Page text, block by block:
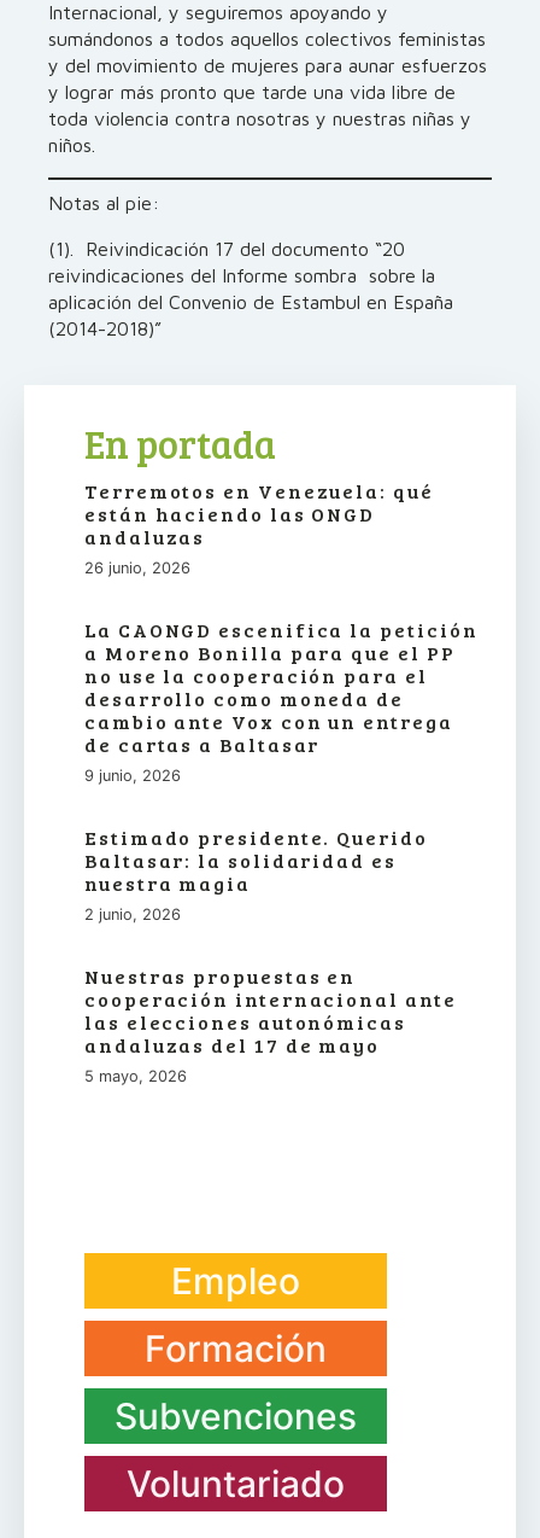
Internacional, y seguiremos apoyando y
sumándonos a todos aquellos colectivos feministas
y del movimiento de mujeres para aunar esfuerzos
y lograr más pronto que tarde una vida libre de
toda violencia contra nosotras y nuestras niñas y
niños.
Notas al pie:
(1). Reivindicación 17 del documento “20
reivindicaciones del Informe sombra sobre la
aplicación del Convenio de Estambul en España
(2014-2018)”
En portada
Terremotos en Venezuela: qué
están haciendo las ONGD
andaluzas
26 junio, 2026
La CAONGD escenifica la petición
a Moreno Bonilla para que el PP
no use la cooperación para el
desarrollo como moneda de
cambio ante Vox con un entrega
de cartas a Baltasar
9 junio, 2026
Estimado presidente. Querido
Baltasar: la solidaridad es
nuestra magia
2 junio, 2026
Nuestras propuestas en
cooperación internacional ante
las elecciones autonómicas
andaluzas del 17 de mayo
5 mayo, 2026
Empleo
Formación
Subvenciones
Voluntariado